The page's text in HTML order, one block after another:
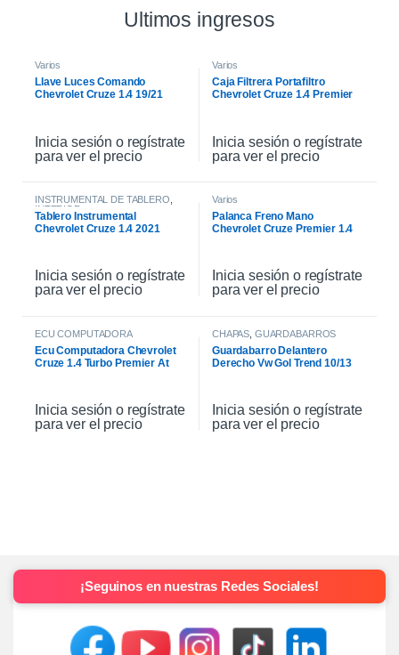
Ultimos ingresos
Varios
Llave Luces Comando
Chevrolet Cruze 1.4 19/21
Inicia sesión o regístrate
para ver el precio
Varios
Caja Filtrera Portafiltro
Chevrolet Cruze 1.4 Premier
Inicia sesión o regístrate
para ver el precio
INSTRUMENTAL DE TABLERO
INTERIOR
Tablero Instrumental
Chevrolet Cruze 1.4 2021
Inicia sesión o regístrate
para ver el precio
Varios
Palanca Freno Mano
Chevrolet Cruze Premier 1.4
Inicia sesión o regístrate
para ver el precio
ECU COMPUTADORA
Ecu Computadora Chevrolet
Cruze 1.4 Turbo Premier At
Inicia sesión o regístrate
para ver el precio
CHAPAS GUARDABARROS
Guardabarro Delantero
Derecho Vw Gol Trend 10/13
Inicia sesión o regístrate
para ver el precio
¡Seguinos en nuestras Redes Sociales!